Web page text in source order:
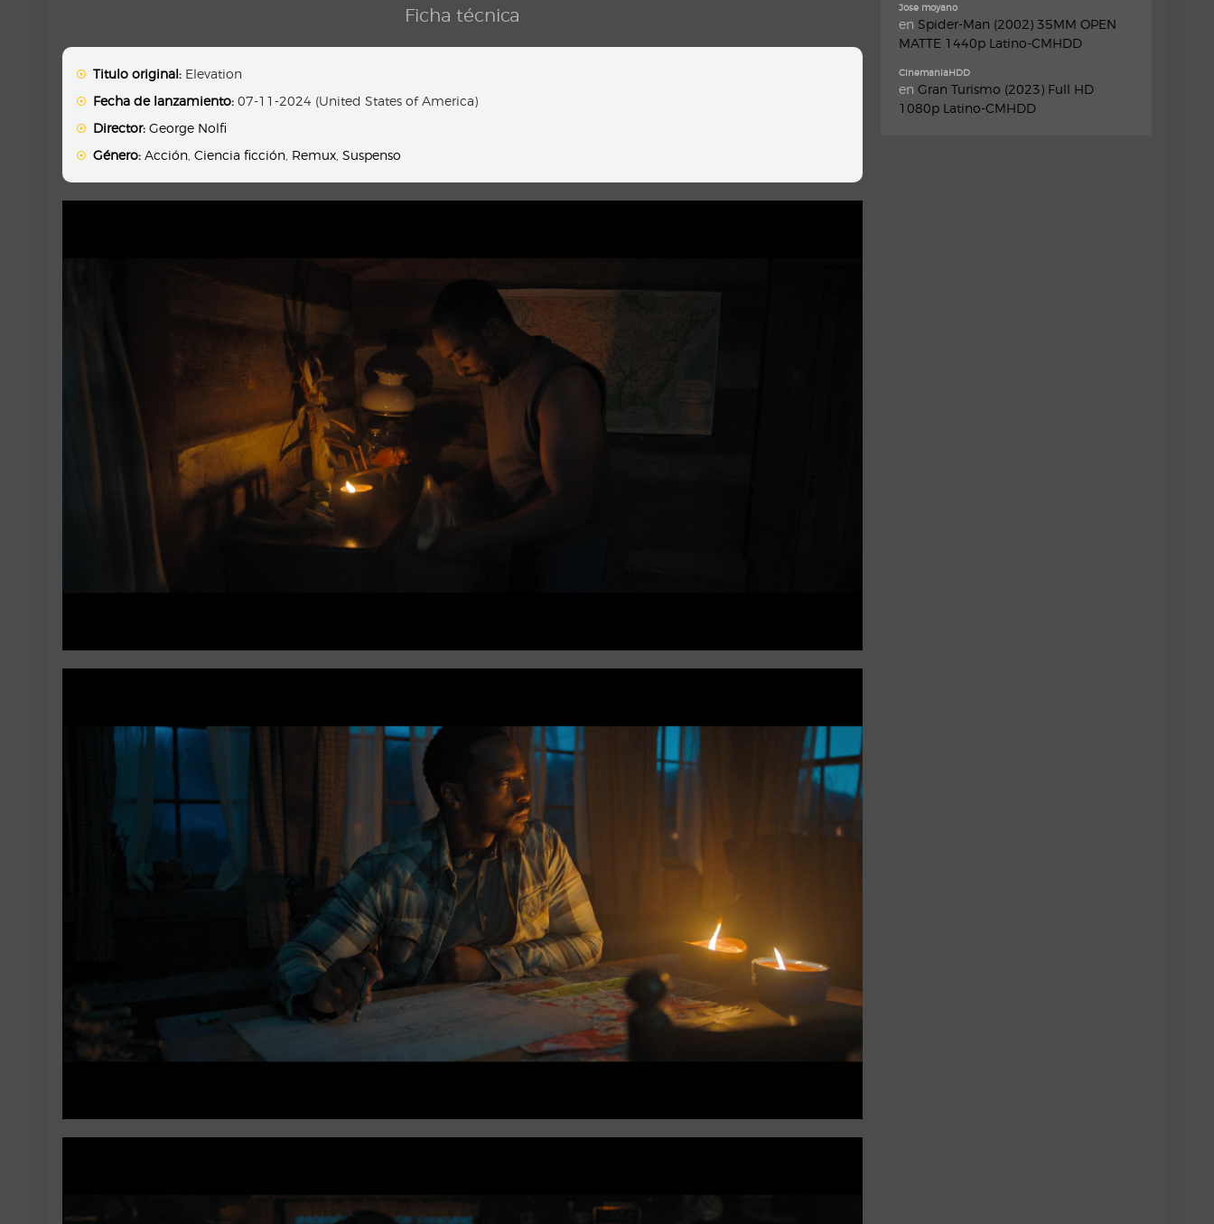
Ficha técnica
Titulo original: Elevation
Fecha de lanzamiento: 07-11-2024 (United States of America)
Director: George Nolfi
Género: Acción ,Ciencia ficción Remux ,Suspenso
Jose moyano
en Spider-Man (2002) 35MM OPEN
MATTE 1440p Latino-CMHDD
CinemaniaHDD
en Gran Turismo (2023) Full HD
1080p Latino-CMHDD